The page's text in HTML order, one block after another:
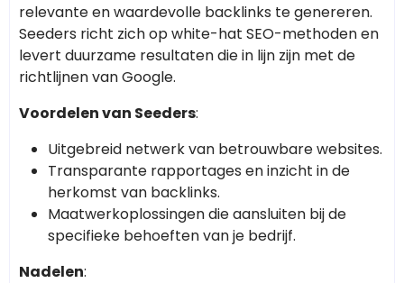
relevante en waardevolle backlinks te genereren.
Seeders richt zich op white-hat SEO-methoden en
levert duurzame resultaten die in lijn zijn met de
richtlijnen van Google.
Voordelen van Seeders:
Uitgebreid netwerk van betrouwbare websites.
Transparante rapportages en inzicht in de
herkomst van backlinks.
Maatwerkoplossingen die aansluiten bij de
specifieke behoeften van je bedrijf.
Nadelen: